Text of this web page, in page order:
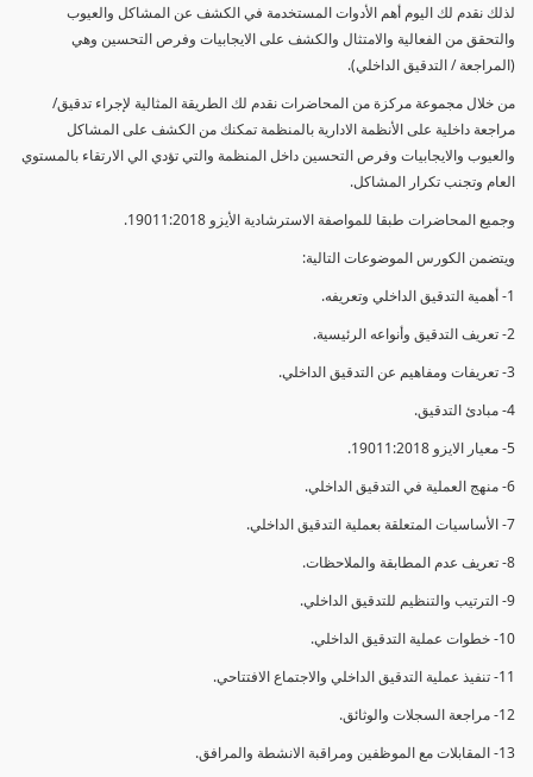
لذلك نقدم لك اليوم أهم الأدوات المستخدمة في الكشف عن المشاكل والعيوب
والتحقق من الفعالية والامتثال والكشف على الايجابيات وفرص التحسين وهي
(المراجعة / التدقيق الداخلي).
من خلال مجموعة مركزة من المحاضرات نقدم لك الطريقة المثالية لإجراء تدقيق/
مراجعة داخلية على الأنظمة الادارية بالمنظمة تمكنك من الكشف على المشاكل
والعيوب والايجابيات وفرص التحسين داخل المنظمة والتي تؤدي الي الارتقاء بالمستوي
العام وتجنب تكرار المشاكل.
وجميع المحاضرات طبقا للمواصفة الاسترشادية الأيزو 19011:2018.
ويتضمن الكورس الموضوعات التالية:
1- أهمية التدقيق الداخلي وتعريفه.
2- تعريف التدقيق وأنواعه الرئيسية.
3- تعريفات ومفاهيم عن التدقيق الداخلي.
4- مبادئ التدقيق.
5- معيار الايزو 19011:2018.
6- منهج العملية في التدقيق الداخلي.
7- الأساسيات المتعلقة بعملية التدقيق الداخلي.
8- تعريف عدم المطابقة والملاحظات.
9- الترتيب والتنظيم للتدقيق الداخلي.
10- خطوات عملية التدقيق الداخلي.
11- تنفيذ عملية التدقيق الداخلي والاجتماع الافتتاحي.
12- مراجعة السجلات والوثائق.
13- المقابلات مع الموظفين ومراقبة الانشطة والمرافق.